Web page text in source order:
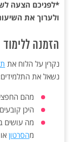
*לפניכם הצעה
ולערוך את
הזמנה ללימוד
נקרין על הלוח את
נשאל את
מהם
היכן
מה עושים
מהסרטון